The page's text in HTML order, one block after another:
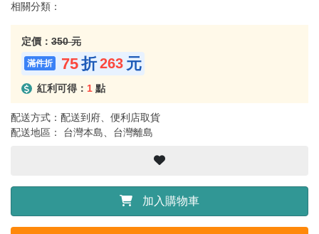
相關分類：
定價： 350 元
75折263 元
紅利可得： 1 點
配送方式：配送到府、便利店取貨
配送地區： 台灣本島、台灣離島
加入購物車